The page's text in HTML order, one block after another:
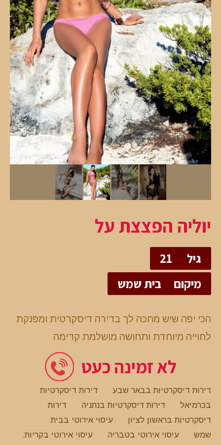
יוליה הפצצת על
גיל
21
מיקום
בית שמש
הכי יפה שיש מחכה לך בדירה דיסקרטית ומפנקת
לחוייה מיוחדת ותחושה מושלמת קדימה
לא זמינה כעט
דירות דיסקרטיות בבאר שבע
דירות דיסקרטיות
בכרמיאל
דירות דיסקרטיות בנתניה
דירות
דיסקרטיות בראשון לציון
עיסוי אירוטי בבית
שמש
עיסוי אירוטי בטבריה עיסוי אירוטי בקריות.